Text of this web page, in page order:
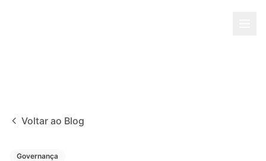
Voltar ao Blog
Governança